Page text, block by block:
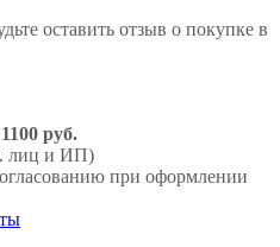
оставить отзыв о покупке в
руб.
лиц и ИП)
при оформлении